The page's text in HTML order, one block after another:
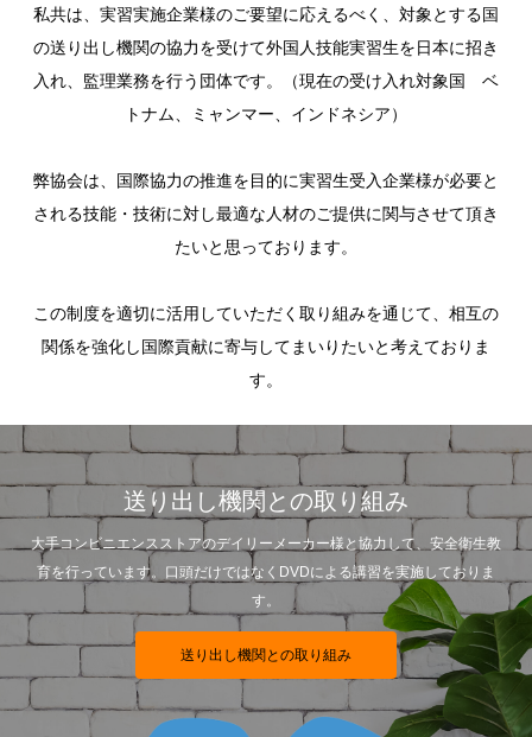
私共は、実習実施企業様のご要望に応えるべく、対象とする国
の送り出し機関の協力を受けて外国人技能実習生を日本に招き
入れ、監理業務を行う団体です。（現在の受け入れ対象国 ベ
トナム、ミャンマー、インドネシア）
​弊協会は、国際協力の推進を目的に実習生受入企業様が必要と
される技能・技術に対し最適な人材のご提供に関与させて頂き
たいと思っております。
この制度を適切に活用していただく取り組みを通じて、相互の
関係を強化し国際貢献に寄与してまいりたいと考えておりま
す。
送り出し機関との取り組み
大手コンビニエンスストアのデイリーメーカー様と協力して、安全衛生教
育を行っています。口頭だけではなくDVDによる講習を実施しておりま
す。
送り出し機関との取り組み